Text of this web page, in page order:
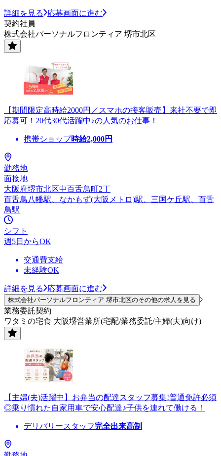
詳細を見る
応募画面に進む
契約社員
株式会社パーソナルフロンティア 堺市北区
【期間限定高時給2000円／スマホの接客販売】来社不要で即
応募可！20代30代活躍中♪の人気のお仕事！
携帯ショップ時給2,000円
勤務地
面接地
大阪府堺市北区中百舌鳥町2丁
百舌鳥八幡駅、なかもず(大阪メトロ)駅、三国ケ丘駅、百舌
鳥駅
シフト
週5日からOK
交通費支給
未経験OK
詳細を見る 応募画面に進む
株式会社パーソナルフロンティア 堺市北区のその他の求人を見る
業務委託契約
ワタミの宅食 大阪堺営業所(宅配/業務委託/主婦(夫)向け)
【主婦(夫)活躍中】お弁当の配達スタッフ募集!普通免許必須
◎乗り慣れた自家用車で安心配達♪子供を連れて働ける！
デリバリースタッフ完全出来高制